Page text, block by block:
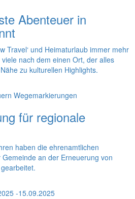
Abenteuer in
Travel‘ und Heimaturlaub immer mehr
nach dem einen Ort, der alles
zu kulturellen Highlights.
Wegemarkierungen
für regionale
haben die ehrenamtlichen
an der Erneuerung von
-15.09.2025